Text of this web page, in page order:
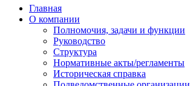
Главная
О компании
Полномочия, задачи и функции
Руководство
Структура
Нормативные акты/регламенты
Историческая справка